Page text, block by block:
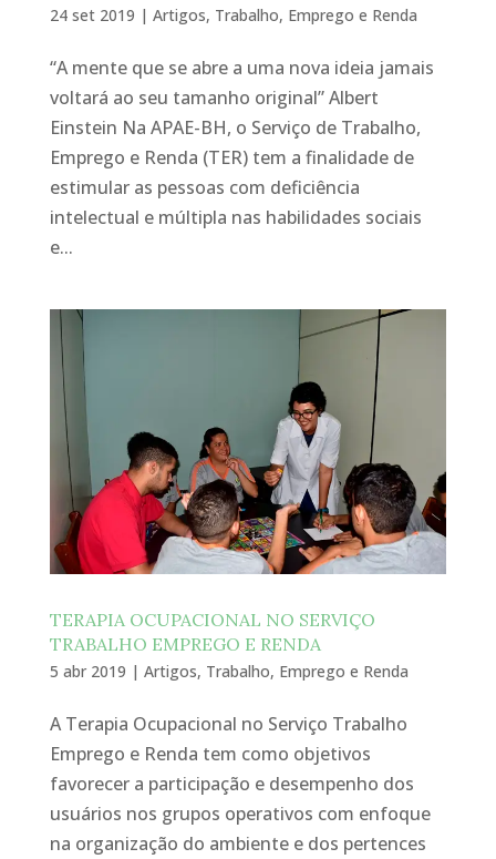
24 set 2019 | Artigos, Trabalho, Emprego e Renda
“A mente que se abre a uma nova ideia jamais
voltará ao seu tamanho original” Albert
Einstein Na APAE-BH, o Serviço de Trabalho,
Emprego e Renda (TER) tem a finalidade de
estimular as pessoas com deficiência
intelectual e múltipla nas habilidades sociais
e...
TERAPIA OCUPACIONAL NO SERVIÇO
TRABALHO EMPREGO E RENDA
5 abr 2019 | Artigos, Trabalho, Emprego e Renda
A Terapia Ocupacional no Serviço Trabalho
Emprego e Renda tem como objetivos
favorecer a participação e desempenho dos
usuários nos grupos operativos com enfoque
na organização do ambiente e dos pertences